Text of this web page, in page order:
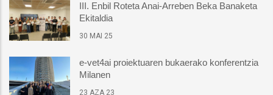
III. Enbil Roteta Anai-Arreben Beka Banaketa
Ekitaldia
30 MAI 25
e-vet4ai proiektuaren bukaerako konferentzia
Milanen
23 AZA 23